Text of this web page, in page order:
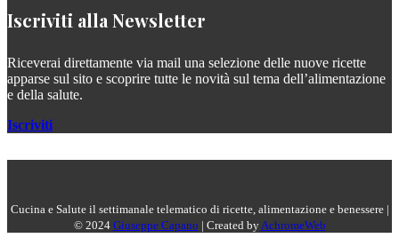
Iscriviti alla Newsletter
Riceverai direttamente via mail una selezione delle nuove ricette
apparse sul sito e scoprire tutte le novità sul tema dell’alimentazione
e della salute.
Iscriviti
Cucina e Salute il settimanale telematico di ricette, alimentazione e benessere |
© 2024 Giuseppe Capano | Created byAchromeWeb